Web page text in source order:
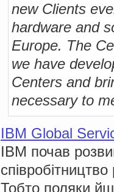
new Clients
hardware and
Europe. The
we have
Centers and
necessary to
IBM Global
IBM почав
Тобто поляки